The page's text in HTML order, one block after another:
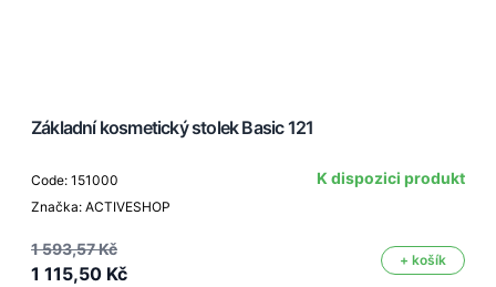
Základní kosmetický stolek Basic 121
Code: 151000
Značka: ACTIVESHOP
K dispozici produkt
1 593,57 Kč
1 115,50 Kč
+ košík